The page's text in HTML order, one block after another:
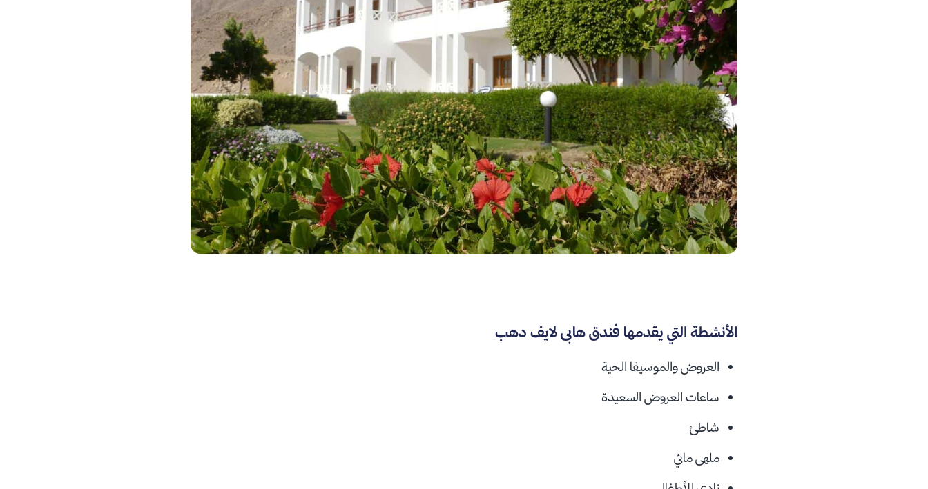
الأنشطة التي يقدمها فندق هابى لايف دهب
العروض والموسيقا الحية
ساعات العروض السعيدة
شاطئ
ملهى مائي